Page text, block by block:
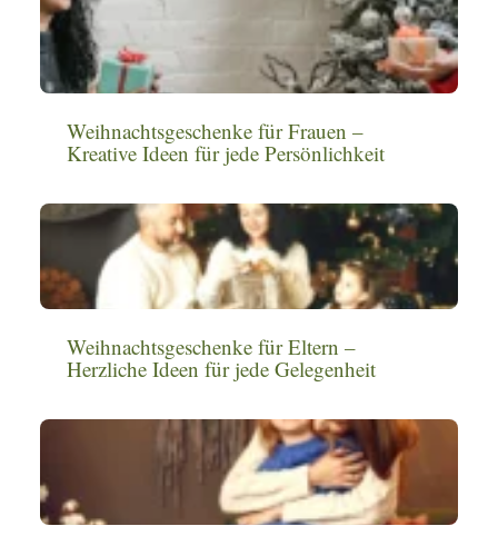
Weihnachtsgeschenke für Frauen –
Kreative Ideen für jede Persönlichkeit
Weihnachtsgeschenke für Eltern –
Herzliche Ideen für jede Gelegenheit